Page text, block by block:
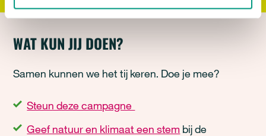
WAT KUN JIJ DOEN?
Samen kunnen we het tij keren. Doe je mee?
Steun deze campagne
Geef natuur en klimaat een stem bij de